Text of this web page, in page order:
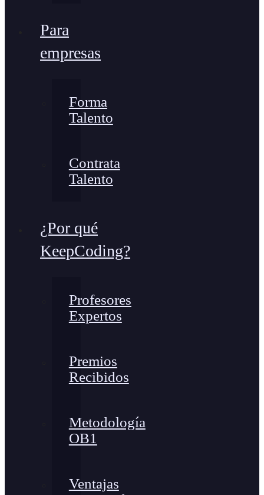
Para
empresas
Forma
Talento
Contrata
Talento
¿Por qué
KeepCoding?
Profesores
Expertos
Premios
Recibidos
Metodología
OB1
Ventajas